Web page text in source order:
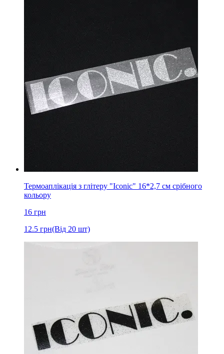
Термоаплікація з глітеру "Iconic" 16*2,7 см срібного
кольору
16 грн
12.5 грн(Від 20 шт)